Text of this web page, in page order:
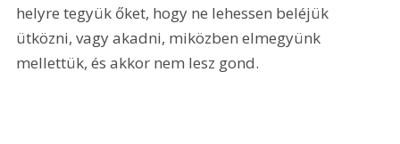
helyre tegyük őket, hogy ne lehessen beléjük
ütközni, vagy akadni, miközben elmegyünk
mellettük, és akkor nem lesz gond.